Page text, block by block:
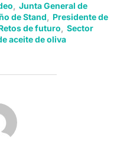
Junta General de
de Stand
Presidente de
de futuro
Sector
aceite de oliva